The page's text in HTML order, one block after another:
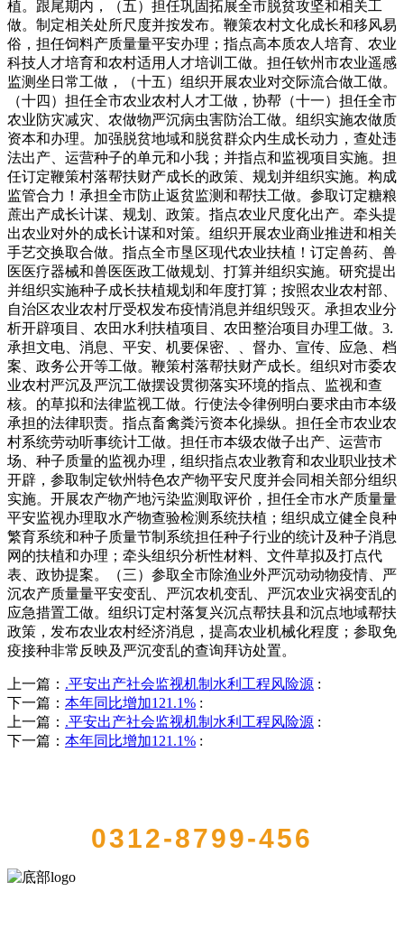
植。跟尾期内，（五）担任巩固拓展全市脱贫攻坚和相关工
做。制定相关处所尺度并按发布。鞭策农村文化成长和移风易
俗，担任饲料产质量量平安办理；指点高本质农人培育、农业
科技人才培育和农村适用人才培训工做。担任钦州市农业遥感
监测坐日常工做，（十五）组织开展农业对交际流合做工做。
（十四）担任全市农业农村人才工做，协帮（十一）担任全市
农业防灾减灾、农做物严沉病虫害防治工做。组织实施农做质
资本和办理。加强脱贫地域和脱贫群众内生成长动力，查处违
法出产、运营种子的单元和小我；并指点和监视项目实施。担
任订定鞭策村落帮扶财产成长的政策、规划并组织实施。构成
监管合力！承担全市防止返贫监测和帮扶工做。参取订定糖粮
蔗出产成长计谋、规划、政策。指点农业尺度化出产。牵头提
出农业对外的成长计谋和对策。组织开展农业商业推进和相关
手艺交换取合做。指点全市垦区现代农业扶植！订定兽药、兽
医医疗器械和兽医医政工做规划、打算并组织实施。研究提出
并组织实施种子成长扶植规划和年度打算；按照农业农村部、
自治区农业农村厅受权发布疫情消息并组织毁灭。承担农业分
析开辟项目、农田水利扶植项目、农田整治项目办理工做。3.
承担文电、消息、平安、机要保密、、督办、宣传、应急、档
案、政务公开等工做。鞭策村落帮扶财产成长。组织对市委农
业农村严沉及严沉工做摆设贯彻落实环境的指点、监视和查
核。的草拟和法律监视工做。行使法令律例明白要求由市本级
承担的法律职责。指点畜禽粪污资本化操纵。担任全市农业农
村系统劳动听事统计工做。担任市本级农做子出产、运营市
场、种子质量的监视办理，组织指点农业教育和农业职业技术
开辟，参取制定钦州特色农产物平安尺度并会同相关部分组织
实施。开展农产物产地污染监测取评价，担任全市水产质量量
平安监视办理取水产物查验检测系统扶植；组织成立健全良种
繁育系统和种子质量节制系统担任种子行业的统计及种子消息
网的扶植和办理；牵头组织分析性材料、文件草拟及打点代
表、政协提案。（三）参取全市除渔业外严沉动动物疫情、严
沉农产质量量平安变乱、严沉农机变乱、严沉农业灾祸变乱的
应急措置工做。组织订定村落复兴沉点帮扶县和沉点地域帮扶
政策，发布农业农村经济消息，提高农业机械化程度；参取免
疫接种非常反映及严沉变乱的查询拜访处置。
上一篇： .平安出产社会监视机制水利工程风险源 :
下一篇： 本年同比增加121.1% :
上一篇： .平安出产社会监视机制水利工程风险源 :
下一篇： 本年同比增加121.1% :
0312-8799-456